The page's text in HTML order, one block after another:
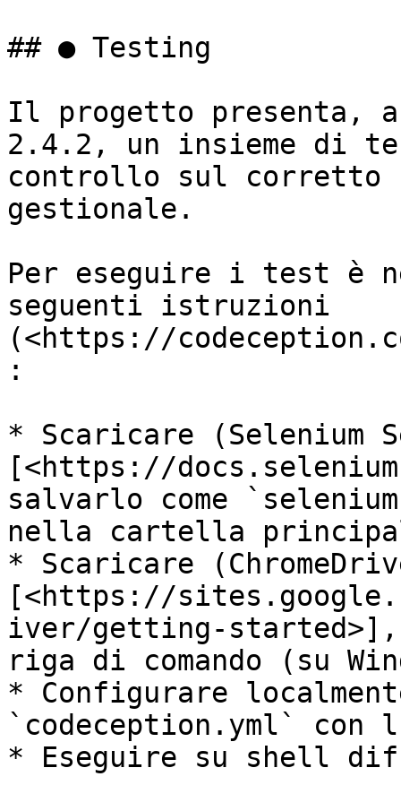
## ● Testing
Il progetto presenta,
2.4.2, un insieme di
controllo sul corretto
gestionale.
Per eseguire i test è
seguenti istruzioni
(<https://
:
* Scaricare (Selenium
[<https://
salvarlo come
nella cartella
* Scaricare
[<https://
iver/getting-started>],
riga di comando (su
* Configurare
`codeception.yml` con
* Eseguire su shell